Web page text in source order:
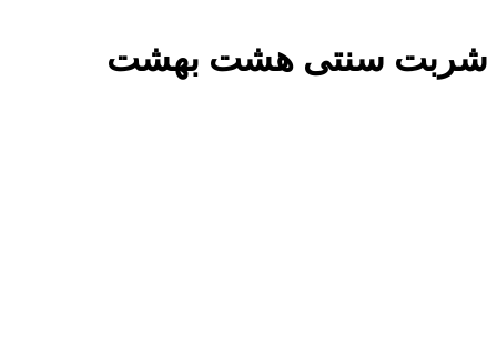
شربت سنتی هشت بهشت